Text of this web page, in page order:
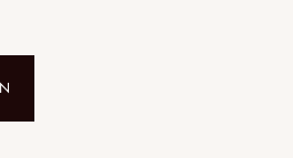
se distingue par son
adoptée pour ses petites
parfaite cohérence visuelle.